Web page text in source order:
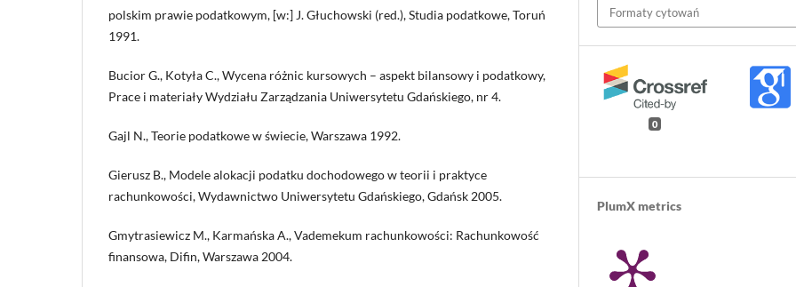
polskim prawie podatkowym, [w:] J. Głuchowski (red.), Studia podatkowe, Toruń
1991.
Bucior G., Kotyła C., Wycena różnic kursowych – aspekt bilansowy i podatkowy,
Prace i materiały Wydziału Zarządzania Uniwersytetu Gdańskiego, nr 4.
Gajl N., Teorie podatkowe w świecie, Warszawa 1992.
Gierusz B., Modele alokacji podatku dochodowego w teorii i praktyce
rachunkowości, Wydawnictwo Uniwersytetu Gdańskiego, Gdańsk 2005.
Gmytrasiewicz M., Karmańska A., Vademekum rachunkowości: Rachunkowość
finansowa, Difin, Warszawa 2004.
Formaty cytowań
0
PlumX metrics